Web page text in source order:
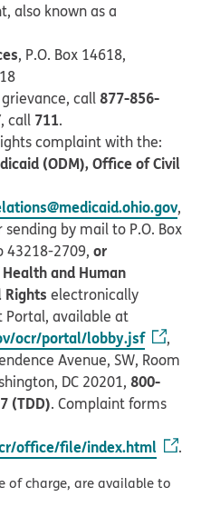
also known as a
, P.O. Box 14618,
call877-856-
, call 711.
complaint with the:
(ODM), Office of Civil
,
sending by mail to P.O. Box
43218-2709, or
and Human
Rights electronically
available at
ocr/portal/lobby.jsf
,
Avenue, SW, Room
DC 20201, 800-
(TDD). Complaint forms
office/file/index.html .
of charge, are available to